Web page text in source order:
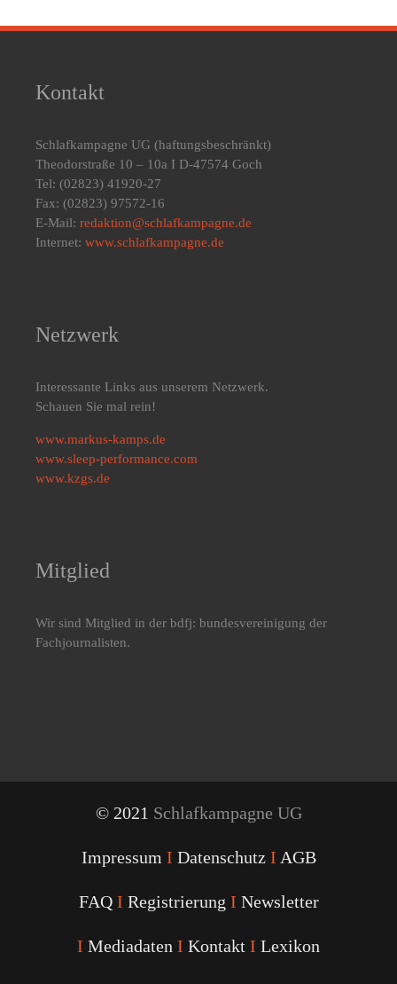
Kontakt
Schlafkampagne UG (haftungsbeschränkt)
Theodorstraße 10 – 10a I D-47574 Goch
Tel: (02823) 41920-27
Fax: (02823) 97572-16
E-Mail: redaktion@schlafkampagne.de
Internet: www.schlafkampagne.de
Netzwerk
Interessante Links aus unserem Netzwerk.
Schauen Sie mal rein!
www.markus-kamps.de
www.sleep-performance.com
www.kzgs.de
Mitglied
Wir sind Mitglied in der bdfj: bundesvereinigung der
Fachjournalisten.
© 2021 Schlafkampagne UG
Impressum I Datenschutz I AGB
FAQ I Registrierung I Newsletter
I Mediadaten I Kontakt I Lexikon